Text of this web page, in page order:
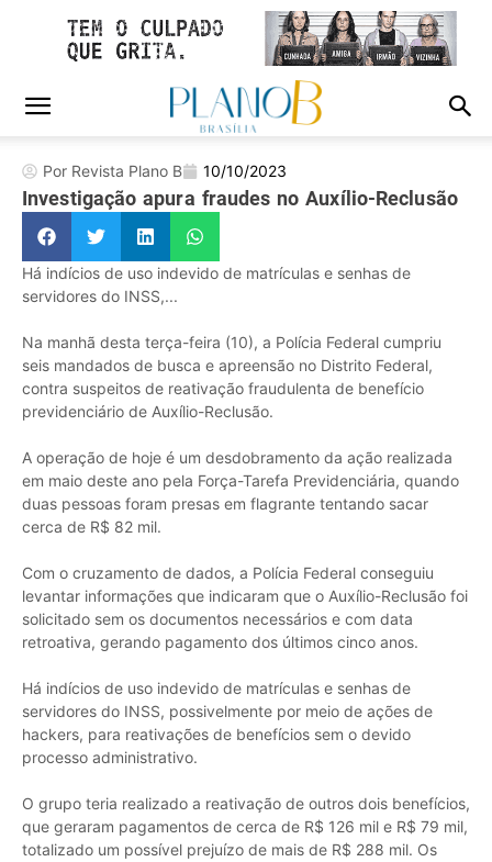
Por Revista Plano B 10/10/2023
Investigação apura fraudes no Auxílio-Reclusão
Há indícios de uso indevido de matrículas e senhas de
servidores do INSS,...
Na manhã desta terça-feira (10), a Polícia Federal cumpriu
seis mandados de busca e apreensão no Distrito Federal,
contra suspeitos de reativação fraudulenta de benefício
previdenciário de Auxílio-Reclusão.
A operação de hoje é um desdobramento da ação realizada
em maio deste ano pela Força-Tarefa Previdenciária, quando
duas pessoas foram presas em flagrante tentando sacar
cerca de R$ 82 mil.
Com o cruzamento de dados, a Polícia Federal conseguiu
levantar informações que indicaram que o Auxílio-Reclusão foi
solicitado sem os documentos necessários e com data
retroativa, gerando pagamento dos últimos cinco anos.
Há indícios de uso indevido de matrículas e senhas de
servidores do INSS, possivelmente por meio de ações de
hackers, para reativações de benefícios sem o devido
processo administrativo.
O grupo teria realizado a reativação de outros dois benefícios,
que geraram pagamentos de cerca de R$ 126 mil e R$ 79 mil,
totalizado um possível prejuízo de mais de R$ 288 mil. Os